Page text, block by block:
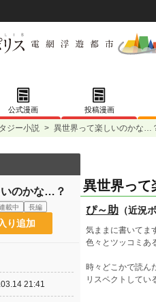
公式漫画 投稿漫画
ジー小説 > 異世界って楽しいのかな…
異世界っ
ぴ～助 （近況
気ままに書いてま
色々とツッコミあ
時々どこかで読
リスペクトしてい
のかな…？
載中 長編
り追加
21:41